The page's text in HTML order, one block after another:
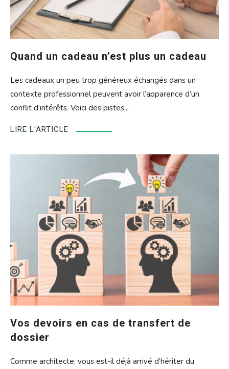
Quand un cadeau n’est plus un cadeau
Les cadeaux un peu trop généreux échangés dans un
contexte professionnel peuvent avoir l’apparence d’un
conflit d’intérêts. Voici des pistes...
LIRE L'ARTICLE
Vos devoirs en cas de transfert de
dossier
Comme architecte, vous est-il déjà arrivé d’hériter du